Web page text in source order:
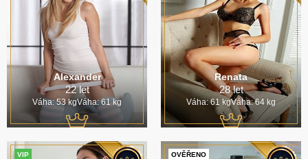
Alexander
22 let
Váha: 53 kgVáha: 61 kg
Renata
28 let
Váha: 61 kgVáha: 64 kg
VIP OVĚŘENO